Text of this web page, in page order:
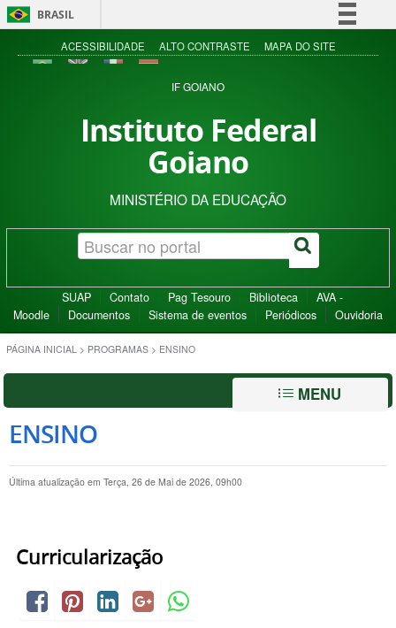
BRASIL
Simplifique!
Acesso à informação
ACESSIBILIDADE ALTO CONTRASTE MAPA DO SITE
IF GOIANO
Instituto Federal
Goiano
MINISTÉRIO DA EDUCAÇÃO
SUAP Contato Pag Tesouro Biblioteca
AVA -
Moodle
Documentos Sistema de eventos Periódicos Ouvidoria
PÁGINA INICIAL > PROGRAMAS > ENSINO
MENU
ENSINO
Última atualização em Terça, 26 de Mai de 2026, 09h00
Curricularização